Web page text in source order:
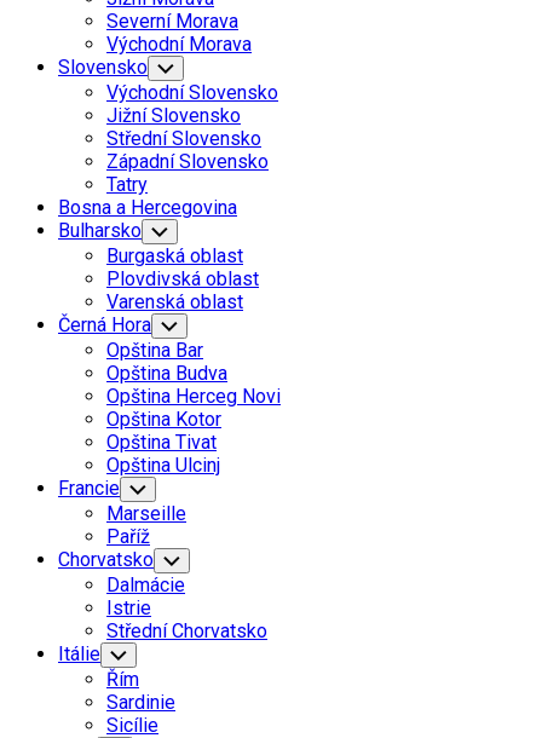
Severní Morava
Východní Morava
Slovensko Toggle
Child
Menu
Východní Slovensko
Jižní Slovensko
Střední Slovensko
Západní Slovensko
Tatry
Bosna a Hercegovina
Bulharsko Toggle
Child
Menu
Burgaská oblast
Plovdivská oblast
Varenská oblast
Černá Hora Toggle
Child
Menu
Opština Bar
Opština Budva
Opština Herceg Novi
Opština Kotor
Opština Tivat
Opština Ulcinj
Francie Toggle
Child
Menu
Marseille
Paříž
Chorvatsko Toggle
Child
Menu
Dalmácie
Istrie
Střední Chorvatsko
Itálie Toggle
Child
Menu
Řím
Sardinie
Sicílie